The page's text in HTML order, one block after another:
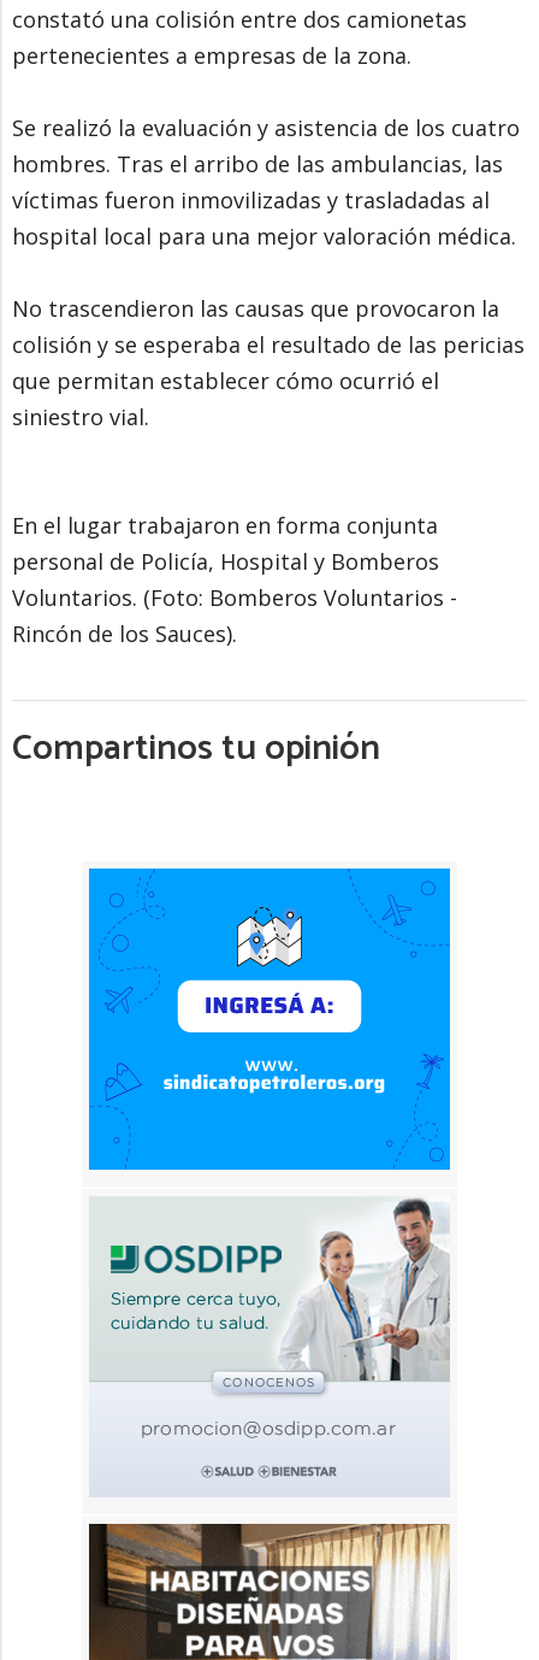
constató una colisión entre dos camionetas
pertenecientes a empresas de la zona.
Se realizó la evaluación y asistencia de los cuatro
hombres. Tras el arribo de las ambulancias, las
víctimas fueron inmovilizadas y trasladadas al
hospital local para una mejor valoración médica.
No trascendieron las causas que provocaron la
colisión y se esperaba el resultado de las pericias
que permitan establecer cómo ocurrió el
siniestro vial.
En el lugar trabajaron en forma conjunta
personal de Policía, Hospital y Bomberos
Voluntarios. (Foto: Bomberos Voluntarios -
Rincón de los Sauces).
Compartinos tu opinión